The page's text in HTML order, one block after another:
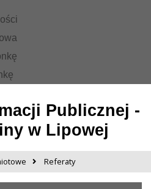
Publicznej -
w Lipowej
Referaty